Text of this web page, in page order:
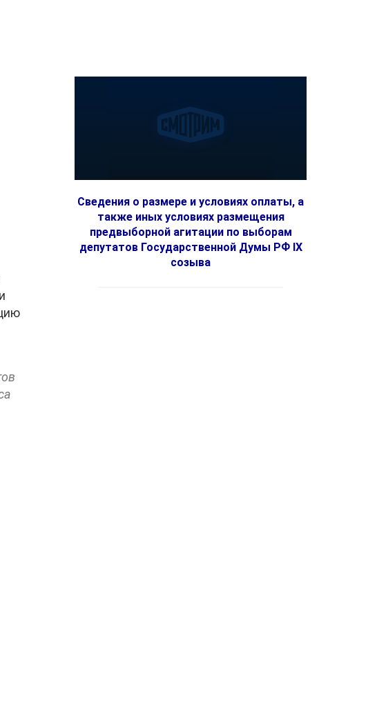
Сведения о размере и условиях оплаты, а
также иных условиях размещения
предвыборной агитации по выборам
депутатов Государственной Думы РФ IX
созыва